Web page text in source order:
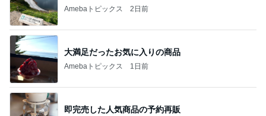
Amebaトピックス 2日前
大満足だったお気に入りの商品
Amebaトピックス 1日前
即完売した人気商品の予約再販